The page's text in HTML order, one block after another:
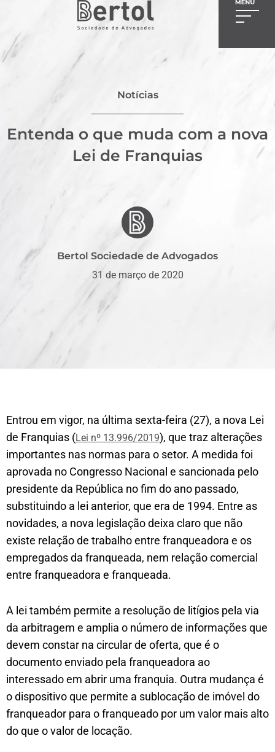
Notícias
Entenda o que muda com a nova
Lei de Franquias
Bertol Sociedade de Advogados
31 de março de 2020
Entrou em vigor, na última sexta-feira (27), a nova Lei
de Franquias (Lei nº 13.996/2019), que traz alterações
importantes nas normas para o setor. A medida foi
aprovada no Congresso Nacional e sancionada pelo
presidente da República no fim do ano passado,
substituindo a lei anterior, que era de 1994. Entre as
novidades, a nova legislação deixa claro que não
existe relação de trabalho entre franqueadora e os
empregados da franqueada, nem relação comercial
entre franqueadora e franqueada.
A lei também permite a resolução de litígios pela via
da arbitragem e amplia o número de informações que
devem constar na circular de oferta, que é o
documento enviado pela franqueadora ao
interessado em abrir uma franquia. Outra mudança é
o dispositivo que permite a sublocação de imóvel do
franqueador para o franqueado por um valor mais alto
do que o valor de locação.